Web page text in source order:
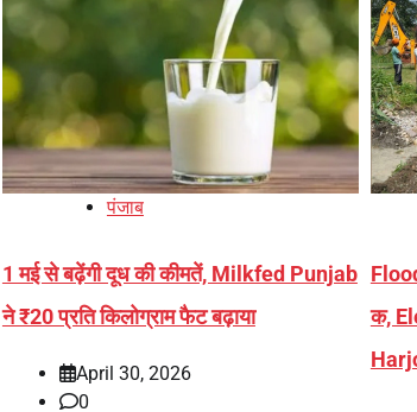
पंजाब
1 मई से बढ़ेंगी दूध की कीमतें, Milkfed Punjab
ने ₹20 प्रति किलोग्राम फैट बढ़ाया
April 30, 2026
0
क,